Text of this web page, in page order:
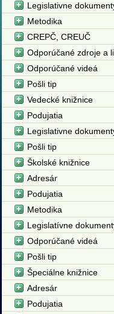
Legislativne
Metodika
CREPČ, CREUČ
Odporúčané zdroje a
Odporúčané videá
Pošli tip
Vedecké knižnice
Podujatia
Legislativne
Pošli tip
Školské knižnice
Adresár
Podujatia
Metodika
Legislatívne
Odporúčané videá
Pošli tip
Špeciálne knižnice
Adresár
Podujatia